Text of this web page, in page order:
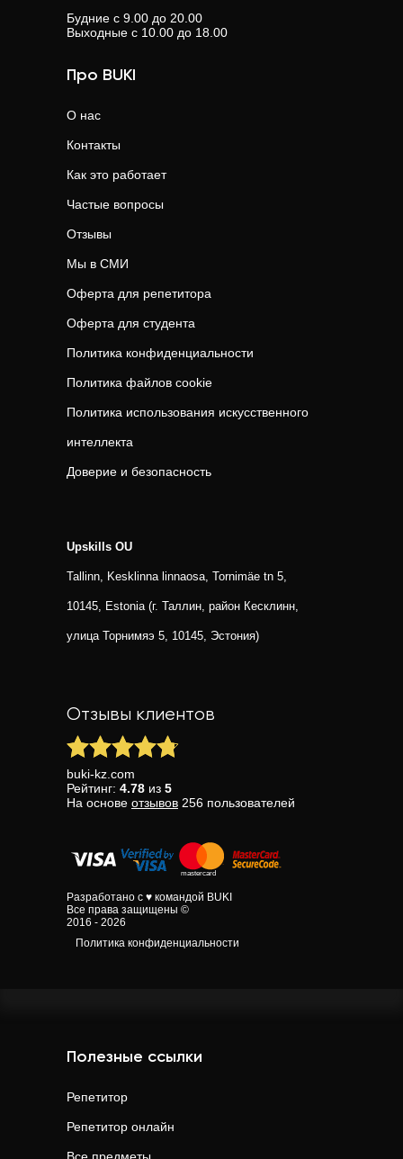
Будние с 9.00 до 20.00
Выходные с 10.00 до 18.00
Про BUKI
О нас
Контакты
Как это работает
Частые вопросы
Отзывы
Мы в СМИ
Оферта для репетитора
Оферта для студента
Политика конфиденциальности
Политика файлов cookie
Политика использования искусственного
интеллекта
Доверие и безопасность
Upskills OU
Tallinn, Kesklinna linnaosa, Tornimäe tn 5,
10145, Estonia (г. Таллин, район Кесклинн,
улица Торнимяэ 5, 10145, Эстония)
Отзывы клиентов
buki-kz.com
Рейтинг: 4.78 из 5
На основе отзывов 256 пользователей
Разработано с ♥ командой BUKI
Все права защищены ©
2016 - 2026
Политика конфиденциальности
Полезные ссылки
Репетитор
Репетитор онлайн